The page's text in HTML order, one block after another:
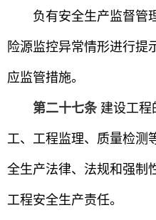
负有安全生产监督管
险源监控异常情形进行提
应监管措施。
第二十七条 建设工程
工、工程监理、质量检测
全生产法律、法规和强制
工程安全生产责任。